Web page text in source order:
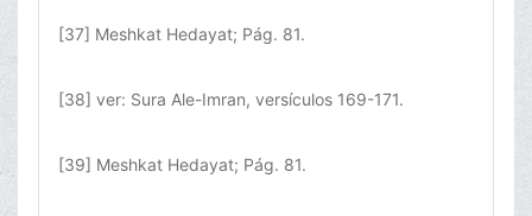
[37] Meshkat Hedayat; Pág. 81.
[38] ver: Sura Ale-Imran, versículos 169-171.
[39] Meshkat Hedayat; Pág. 81.